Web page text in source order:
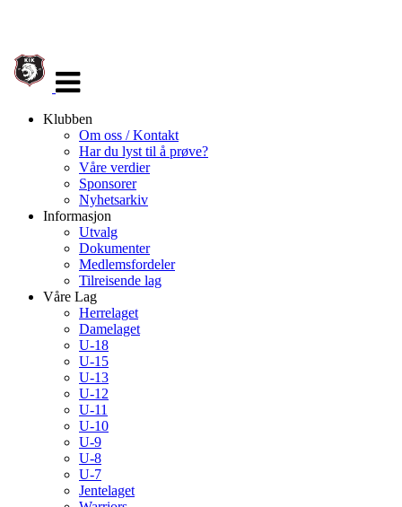
navigasjon
Klubben
Om oss / Kontakt
Har du lyst til å prøve?
Våre verdier
Sponsorer
Nyhetsarkiv
Informasjon
Utvalg
Dokumenter
Medlemsfordeler
Tilreisende lag
Våre Lag
Herrelaget
Damelaget
U-18
U-15
U-13
U-12
U-11
U-10
U-9
U-8
U-7
Jentelaget